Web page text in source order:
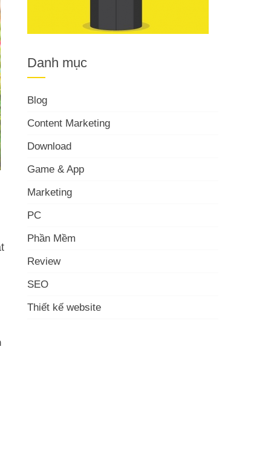
Danh mục
Blog
Content Marketing
Download
Game & App
Marketing
PC
Phần Mềm
Review
SEO
Thiết kế website